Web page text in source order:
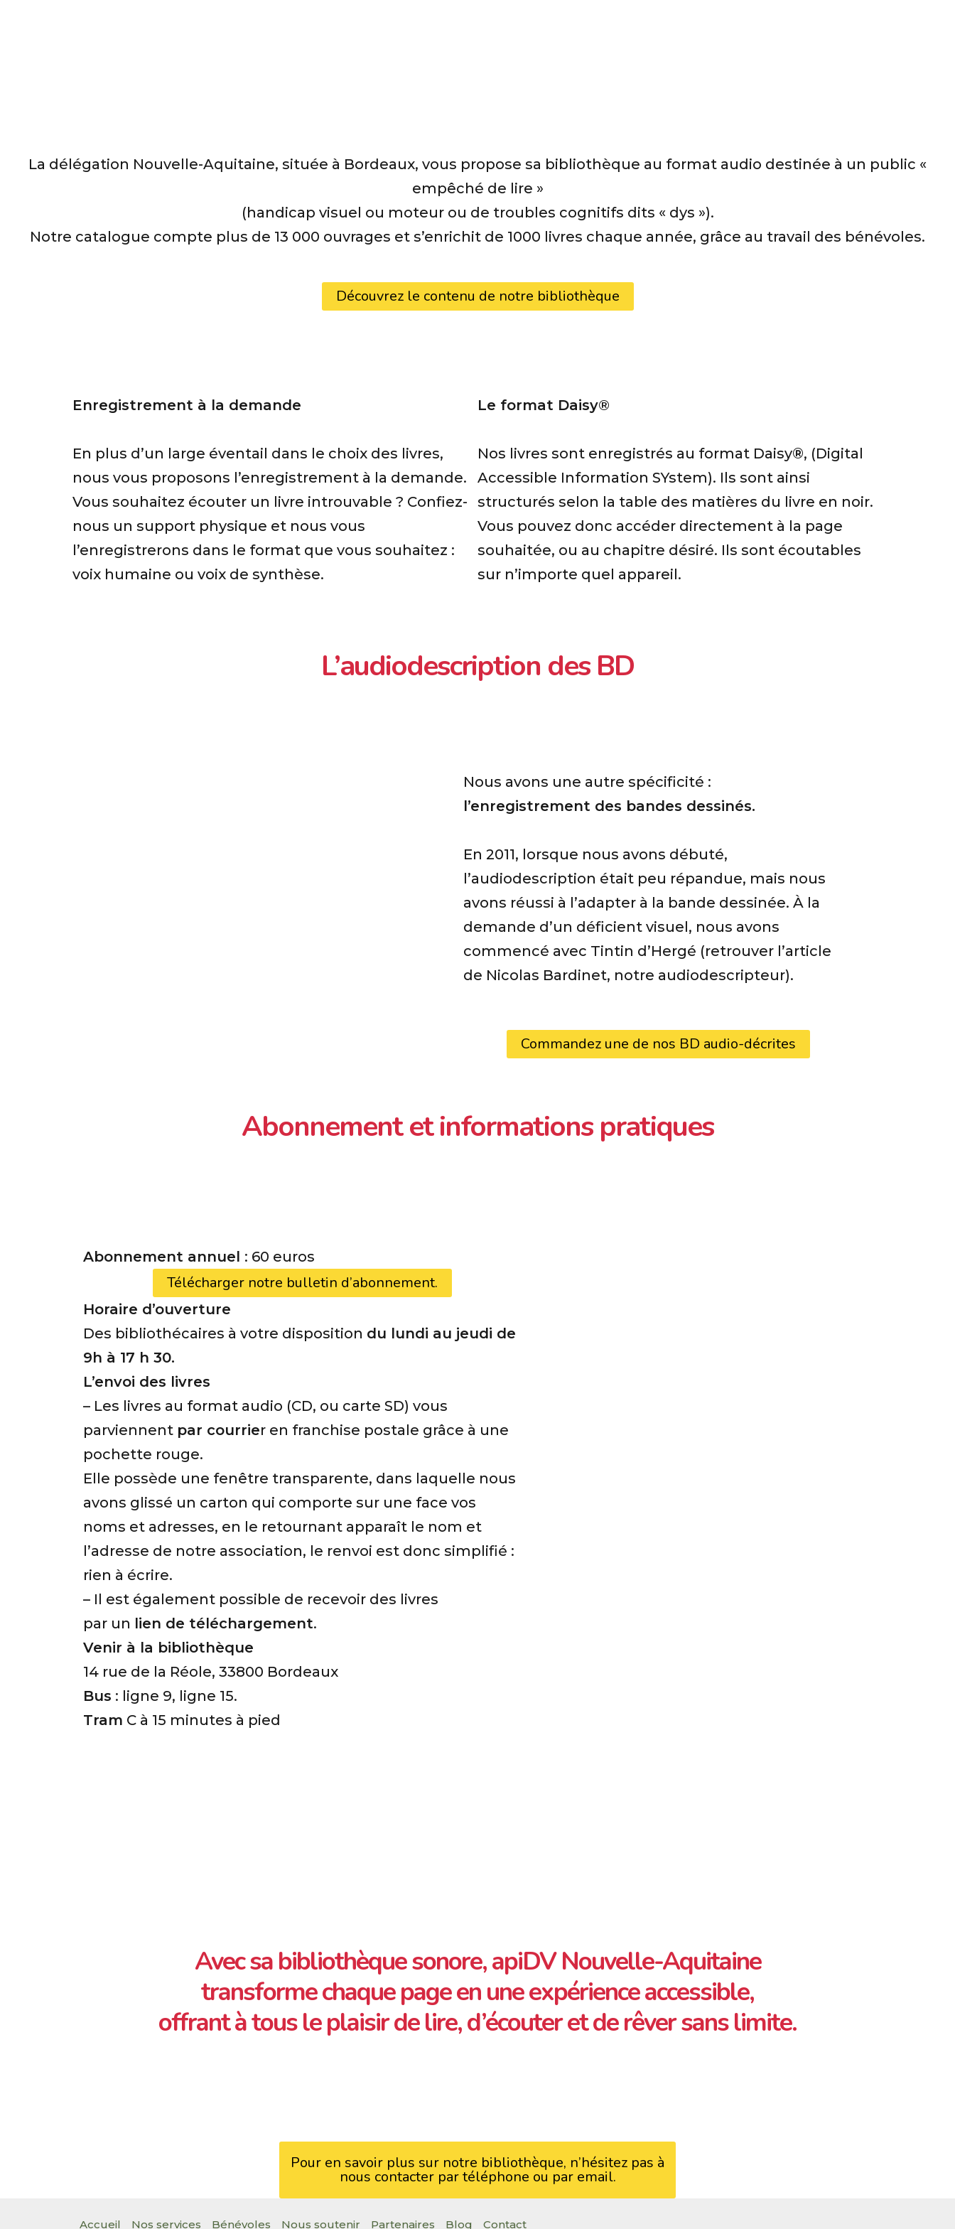
La délégation Nouvelle-Aquitaine, située à Bordeaux, vous propose sa bibliothèque au format audio destinée à un public «
empêché de lire »
(handicap visuel ou moteur ou de troubles cognitifs dits « dys »).
Notre catalogue compte plus de 13 000 ouvrages et s’enrichit de 1000 livres chaque année, grâce au travail des bénévoles.
Découvrez le contenu de notre bibliothèque
Enregistrement à la demande
En plus d’un large éventail dans le choix des livres,
nous vous proposons l’enregistrement à la demande.
Vous souhaitez écouter un livre introuvable ? Confiez-
nous un support physique et nous vous
l’enregistrerons dans le format que vous souhaitez :
voix humaine ou voix de synthèse.
Le format Daisy®
Nos livres sont enregistrés au format Daisy®, (Digital
Accessible Information SYstem). Ils sont ainsi
structurés selon la table des matières du livre en noir.
Vous pouvez donc accéder directement à la page
souhaitée, ou au chapitre désiré. Ils sont écoutables
sur n’importe quel appareil.
L’audiodescription des BD
Nous avons une autre spécificité :
l’enregistrement des bandes dessinés.
En 2011, lorsque nous avons débuté,
l’audiodescription était peu répandue, mais nous
avons réussi à l’adapter à la bande dessinée. À la
demande d’un déficient visuel, nous avons
commencé avec Tintin d’Hergé (retrouver l’article
de Nicolas Bardinet, notre audiodescripteur).
Commandez une de nos BD audio-décrites
Abonnement et informations pratiques
Abonnement annuel : 60 euros
Télécharger notre bulletin d’abonnement.
Horaire d’ouverture
Des bibliothécaires à votre disposition du lundi au jeudi de
9h à 17 h 30.
L’envoi des livres
– Les livres au format audio (CD, ou carte SD) vous
parviennent par courrier en franchise postale grâce à une
pochette rouge.
Elle possède une fenêtre transparente, dans laquelle nous
avons glissé un carton qui comporte sur une face vos
noms et adresses, en le retournant apparaît le nom et
l’adresse de notre association, le renvoi est donc simplifié :
rien à écrire.
– Il est également possible de recevoir des livres
par un lien de téléchargement.
Venir à la bibliothèque
14 rue de la Réole, 33800 Bordeaux
Bus : ligne 9, ligne 15.
Tram C à 15 minutes à pied
Avec sa bibliothèque sonore, apiDV Nouvelle-Aquitaine
transforme chaque page en une expérience accessible,
offrant à tous le plaisir de lire, d’écouter et de rêver sans limite.
Pour en savoir plus sur notre bibliothèque, n’hésitez pas à
nous contacter par téléphone ou par email.
Accueil Nos services Bénévoles Nous soutenir Partenaires Blog Contact